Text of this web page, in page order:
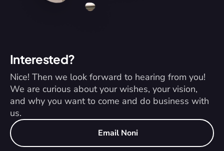
Interested?
Nice! Then we look forward to hearing from you!
We are curious about your wishes, your vision,
and why you want to come and do business with
us.
Email Noni